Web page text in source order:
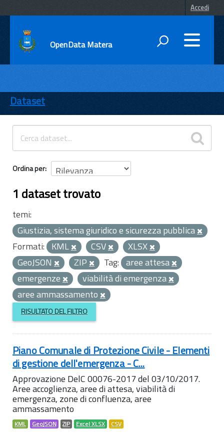
Accedi
OpenData Matera
ENTI
TEMI
INFORMAZIONI
Dataset
Ordina per
1 dataset trovato
temi:
Giustizia, sistema giuridico e sicurezza pubblica
Formati: KML CSV
XLSX
GeoJSON
ZIP Tag: aree attesa
emergenze
viabilità di emergenza
aree ammassamento
RISULTATO DEL FILTRO
Piano Comunale di Protezione Civile - Elementi
di gestione dell'emergenza - C...
Approvazione DelC 00076-2017 del 03/10/2017.
Aree accoglienza, aree di attesa, viabilità di
emergenza, zone di confluenza, aree
ammassamento
KML GeoJSON ZIP Excel XLSX CSV